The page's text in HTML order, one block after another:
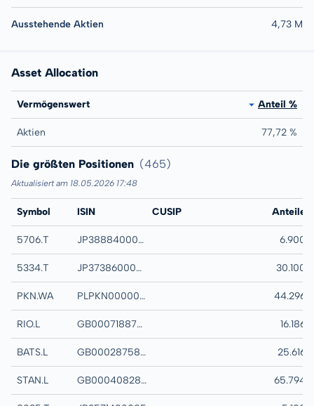
Ausstehende Aktien 4,73 M
Asset Allocation
Vermögenswert Anteil %
Aktien 77,72 %
Die größten Positionen (465)
Aktualisiert am 18.05.2026 17:48
Symbol ISIN CUSIP Anteile
5706.T JP3888400003 MITSUI KINZOKU
6.900
5334.T JP3738600000 NITERRA CO LTD
30.100
PKN.WA PLPKN0000018 ORLEN SA44.296
RIO.L GB0007188757 RIO TINTO PLC
16.186
BATS.L GB0002875804 BRITISH 25.616
STAN.L GB0004082847 STANDARD65.794